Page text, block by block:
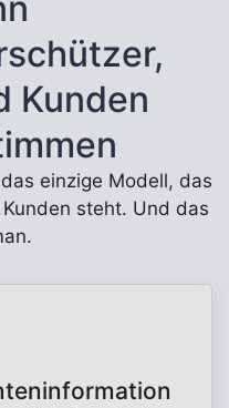
Kunden
einzige Modell, das
steht. Und das